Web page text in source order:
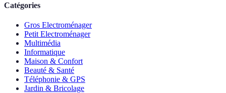
Catégories
Gros Electroménager
Petit Electroménager
Multimédia
Informatique
Maison & Confort
Beauté & Santé
Téléphonie & GPS
Jardin & Bricolage